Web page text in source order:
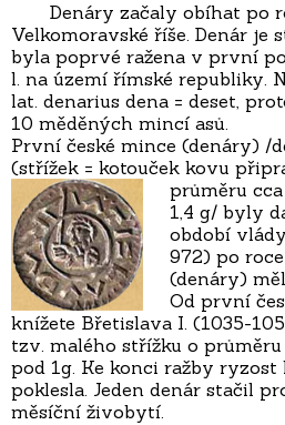
Denáry začaly obíhat po
Velkomoravské říše. Denár je
byla poprvé ražena v první
l. na území římské republiky.
lat. denarius dena = deset,
10 měděných mincí asů.
První české mince (denáry) /
(střížek = kotouček kovu
průměru
1,4 g/ byly
období
972) po
(denáry)
Od první
knížete Břetislava I. (1035-
tzv. malého střížku o
pod 1g. Ke konci ražby
poklesla. Jeden denár stačil
měsíční živobytí.